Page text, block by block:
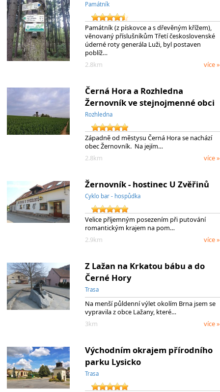
Památník
Památník (z pískovce a s dřevěným křížem),
věnovaný příslušníkům Třetí československé
úderné roty generála Luži, byl postaven
poblíž…
2.8km
více »
Černá Hora a Rozhledna
Žernovník ve stejnojmenné obci
Rozhledna
Západně od městysu Černá Hora se nachází
obec Žernovník. Na jejím…
2.8km
více »
Žernovník - hostinec U Zvěřinů
Cyklo bar - hospůdka
Velice příjemným posezením při putování
romantickým krajem na pom…
2.9km
více »
Z Lažan na Krkatou bábu a do
Černé Hory
Trasa
Na menší půldenní výlet okolím Brna jsem se
vypravila z obce Lažany, které…
3km
více »
Východním okrajem přírodního
parku Lysicko
Trasa